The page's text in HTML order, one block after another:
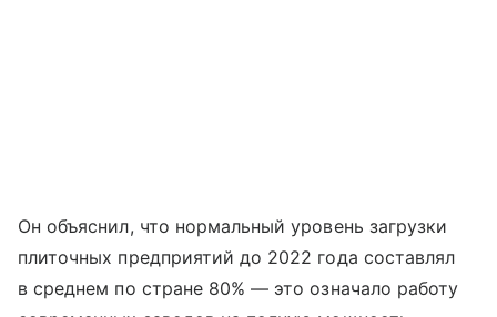
Он объяснил, что нормальный уровень загрузки
плиточных предприятий до 2022 года составлял
в среднем по стране 80% — это означало работу